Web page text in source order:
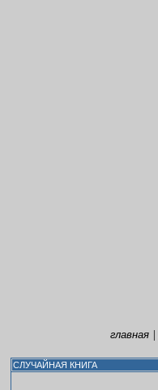
главная|
СЛУЧАЙНАЯ КНИГА